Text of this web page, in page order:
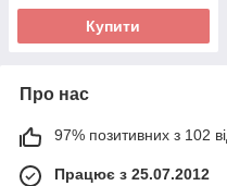
Купити
Про нас
97% позитивних з 102
Працює з 25.07.2012